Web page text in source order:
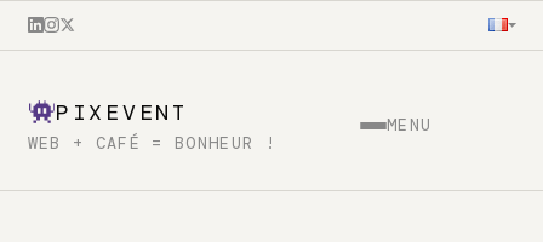
PIXEVENT
WEB + CAFÉ = BONHEUR !
MENU